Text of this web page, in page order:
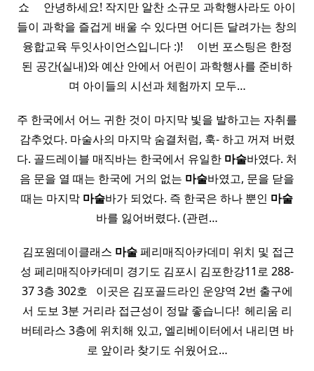
쇼 ​ ​ ​ ​ 안녕하세요! 작지만 알찬 소규모 과학행사라도 아이
들이 과학을 즐겁게 배울 수 있다면 어디든 달려가는 창의
융합교육 두잇사이언스입니다 :)! ​ ​ ​ ​ 이번 포스팅은 한정
된 공간(실내)와 예산 안에서 어린이 과학행사를 준비하
며 아이들의 시선과 체험까지 모두…
주 한국에서 어느 귀한 것이 마지막 빛을 발하고는 자취를
감추었다. 마술사의 마지막 숨결처럼, 훅- 하고 꺼져 버렸
다. 골드레이블 매직바는 한국에서 유일한 마술바였다. 처
음 문을 열 때는 한국에 거의 없는 마술바였고, 문을 닫을
때는 마지막 마술바가 되었다. 즉 한국은 하나 뿐인 마술
바를 잃어버렸다. (관련…
​ 김포원데이클래스 마술페리매직아카데미 위치 및 접근
성 페리매직아카데미 경기도 김포시 김포한강11로 288-
37 3층 302호 ​ ​ 이곳은 김포골드라인 운양역 2번 출구에
서 도보 3분 거리라 접근성이 정말 좋습니다! ​ 헤리움 리
버테라스 3층에 위치해 있고, 엘리베이터에서 내리면 바
로 앞이라 찾기도 쉬웠어요…